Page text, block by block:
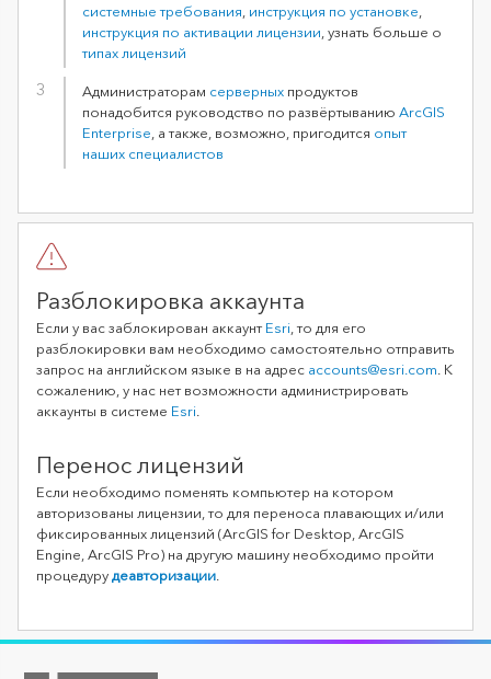
системные требования инструкция по установке
инструкция по активации лицензии , узнать больше о
типах лицензий
Администраторам серверных продуктов
понадобится руководство по развёртыванию ArcGIS
Enterprise , а также, возможно, пригодится опыт
наших специалистов
Разблокировка аккаунта
Если у вас заблокирован аккаунтEsri , то для его
разблокировки вам необходимо самостоятельно отправить
запрос на английском языке в на адрес accounts@esri.com . К
сожалению, у нас нет возможности администрировать
аккаунты в системе Esri
Перенос лицензий
Если необходимо поменять компьютер на котором
авторизованы лицензии, то для переноса плавающих и/или
фиксированных лицензий (ArcGIS for Desktop, ArcGIS
Engine, ArcGIS Pro) на другую машину необходимо пройти
процедурудеавторизации